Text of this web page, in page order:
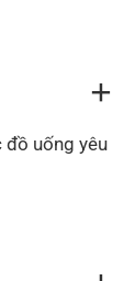
uống yêu